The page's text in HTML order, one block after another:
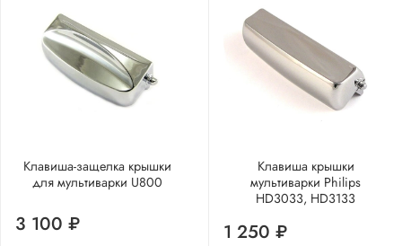
Клавиша-защелка крышки
для мультиварки U800
3 100 ₽
Клавиша крышки
мультиварки Philips
HD3033, HD3133
1 250 ₽